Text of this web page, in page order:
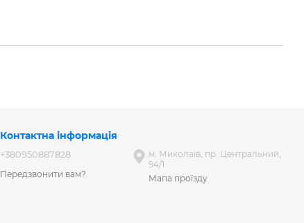
Контактна інформація
+380950887828
Передзвонити вам?
м. Миколаїв, пр. Центральний,
94/1
Мапа проїзду